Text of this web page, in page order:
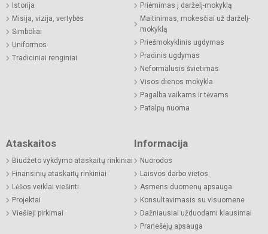
Istorija
Misija, vizija, vertybės
Simboliai
Uniformos
Tradiciniai renginiai
Priėmimas į darželį-mokyklą
Maitinimas, mokesčiai už darželį-
mokyklą
Priešmokyklinis ugdymas
Pradinis ugdymas
Neformalusis švietimas
Visos dienos mokykla
Pagalba vaikams ir tėvams
Patalpų nuoma
Ataskaitos
Biudžeto vykdymo ataskaitų rinkiniai
Finansinių ataskaitų rinkiniai
Lėšos veiklai viešinti
Projektai
Viešieji pirkimai
Informacija
Nuorodos
Laisvos darbo vietos
Asmens duomenų apsauga
Konsultavimasis su visuomene
Dažniausiai užduodami klausimai
Pranešėjų apsauga